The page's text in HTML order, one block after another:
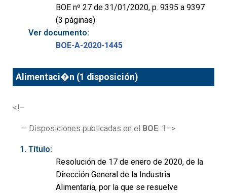
BOE nº 27 de 31/01/2020, p. 9395 a 9397
(3 páginas)
Ver documento:
BOE-A-2020-1445
Alimentaci�n (1 disposición)
<!–
— Disposiciones publicadas en el BOE: 1–>
Título:
Resolución de 17 de enero de 2020, de la
Dirección General de la Industria
Alimentaria, por la que se resuelve